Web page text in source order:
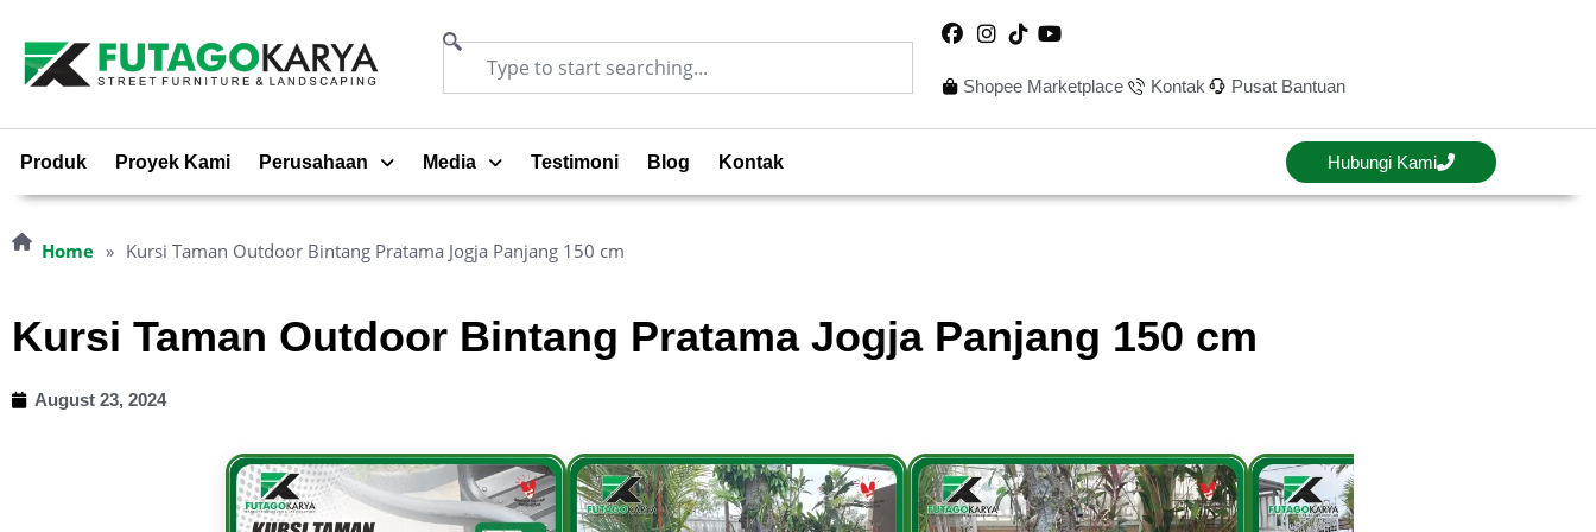
Shopee Marketplace Kontak Pusat Bantuan
Produk Proyek Kami Perusahaan Media Testimoni Blog Kontak Hubungi Kami
Home » Kursi Taman Outdoor Bintang Pratama Jogja Panjang 150 cm
Kursi Taman Outdoor Bintang Pratama Jogja Panjang 150 cm
August 23, 2024